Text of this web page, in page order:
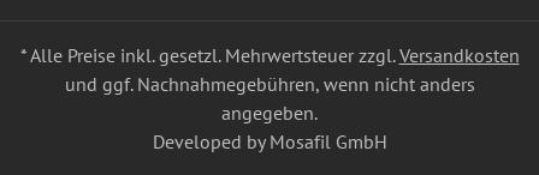
* Alle Preise inkl. gesetzl. Mehrwertsteuer zzgl.Versandkosten
und ggf. Nachnahmegebühren, wenn nicht anders
angegeben.
Developed by Mosafil GmbH